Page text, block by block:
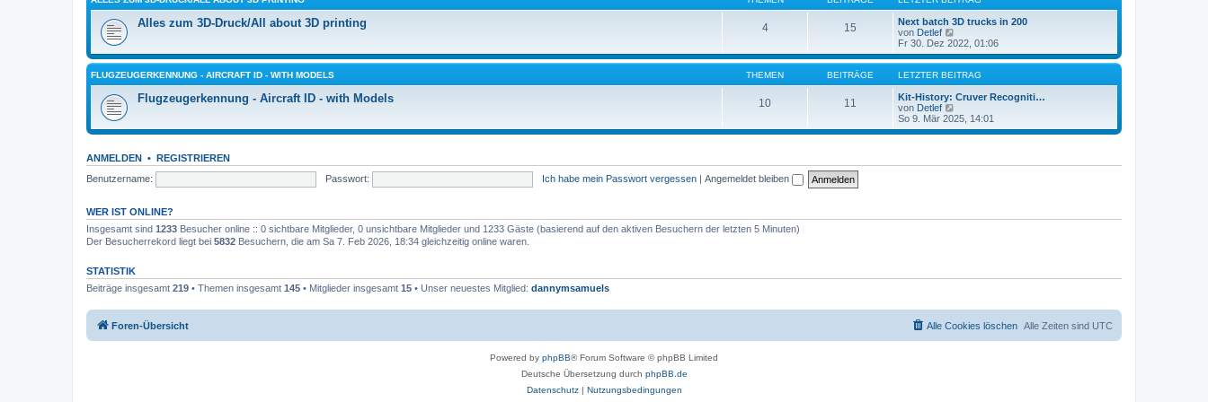
r
a
t
e
B
e
i
t
r
a
Alles zum 3D-Druck/All about 3D printing 4 15
Next batch 3D trucks in 200
von Detlef
e
u
e
s
t
e
B
e
Fr 30. Dez 2022, 01:06
FLUGZEUGERKENNUNG - AIRCRAFT ID - WITH MODELS THEMEN BEITRÄGE LETZTER BEITRAG
Flugzeugerkennung - Aircraft ID - with Models 10 11
Kit-History: Cruver Recogniti…
von Detlef
e
u
So 9. Mär 2025, 14:01
ANMELDEN • REGISTRIEREN
Benutzername:
Passwort: Ich habe mein Passwort vergessen | Angemeldet bleiben
WER IST ONLINE?
Insgesamt sind 1233 Besucher online :: 0 sichtbare Mitglieder, 0 unsichtbare Mitglieder und 1233 Gäste (basierend auf den aktiven Besuchern der letzten 5 Minuten)
Der Besucherrekord liegt bei 5832 Besuchern, die am Sa 7. Feb 2026, 18:34 gleichzeitig online waren.
STATISTIK
Beiträge insgesamt 219 • Themen insgesamt 145 • Mitglieder insgesamt 15 • Unser neuestes Mitglied: dannymsamuels
Foren-Übersicht Alle Zeiten sind UTC
Alle Cookies löschen
Powered by phpBB® Forum Software © phpBB Limited
Deutsche Übersetzung durch phpBB.de
Datenschutz| Nutzungsbedingungen